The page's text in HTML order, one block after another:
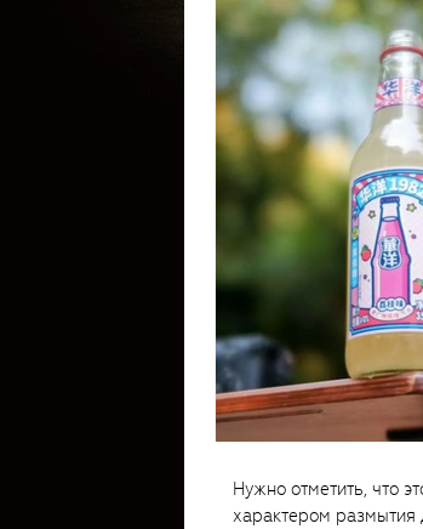
Нужно отметить, что
характером